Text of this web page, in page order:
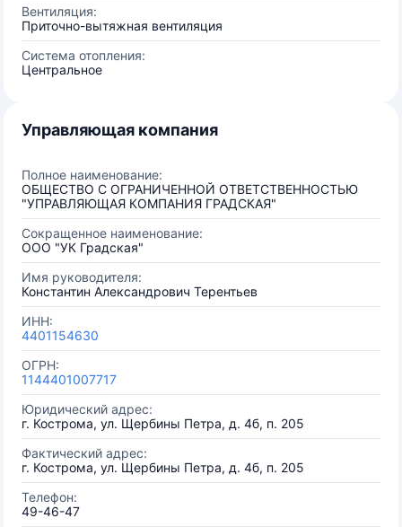
Вентиляция:
Приточно-вытяжная вентиляция
Система отопления:
Центральное
Управляющая компания
Полное наименование:
ОБЩЕСТВО С ОГРАНИЧЕННОЙ ОТВЕТСТВЕННОСТЬЮ
"УПРАВЛЯЮЩАЯ КОМПАНИЯ ГРАДСКАЯ"
Сокращенное наименование:
ООО "УК Градская"
Имя руководителя:
Константин Александрович Терентьев
ИНН:
4401154630
ОГРН:
1144401007717
Юридический адрес:
г. Кострома, ул. Щербины Петра, д. 4б, п. 205
Фактический адрес:
г. Кострома, ул. Щербины Петра, д. 4б, п. 205
Телефон:
49-46-47